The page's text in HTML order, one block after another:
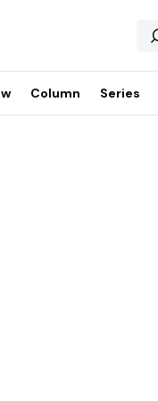
Column Series